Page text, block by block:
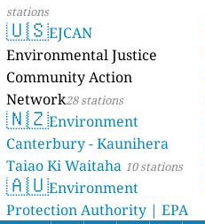
stations
🇺🇸EJCAN
Environmental Justice
Community Action
Network28 stations
🇳🇿Environment
Canterbury - Kaunihera
Taiao Ki Waitaha 10 stations
🇦🇺Environment
Protection Authority | EPA